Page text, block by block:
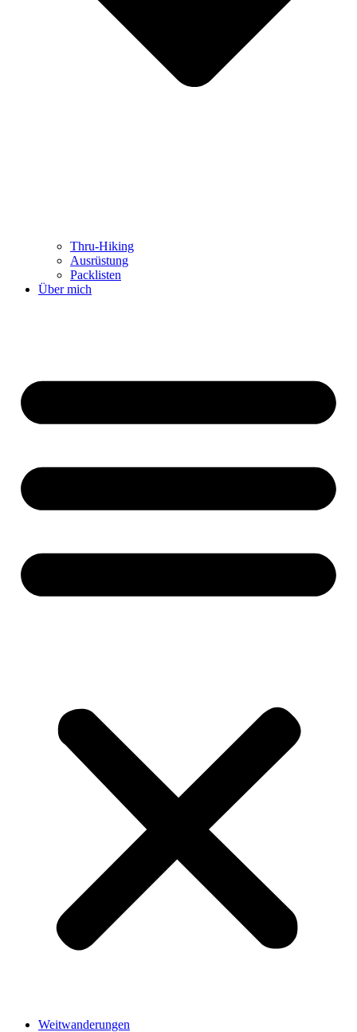
Thru-Hiking
Ausrüstung
Packlisten
Über mich
Weitwanderungen